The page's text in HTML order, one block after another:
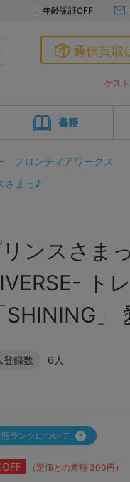
年齢認証OFF
通信買取
ゲスト
書籍
フロンティアワークス
さまっ♪
ンスさま
ト
SHINING」
登録数 6人
ランクについて
（定価との差額 300円）